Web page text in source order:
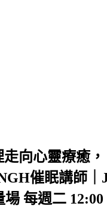
向心靈療癒
催眠講師
每週二